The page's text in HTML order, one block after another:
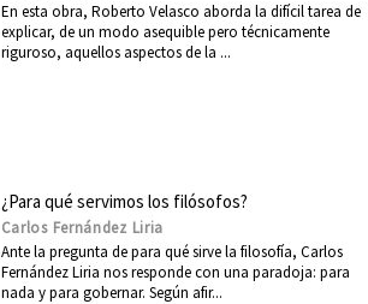
En esta obra, Roberto Velasco aborda la difícil tarea de
explicar, de un modo asequible pero técnicamente
riguroso, aquellos aspectos de la ...
¿Para qué servimos los filósofos?
Carlos Fernández Liria
Ante la pregunta de para qué sirve la filosofía, Carlos
Fernández Liria nos responde con una paradoja: para
nada y para gobernar. Según afir...